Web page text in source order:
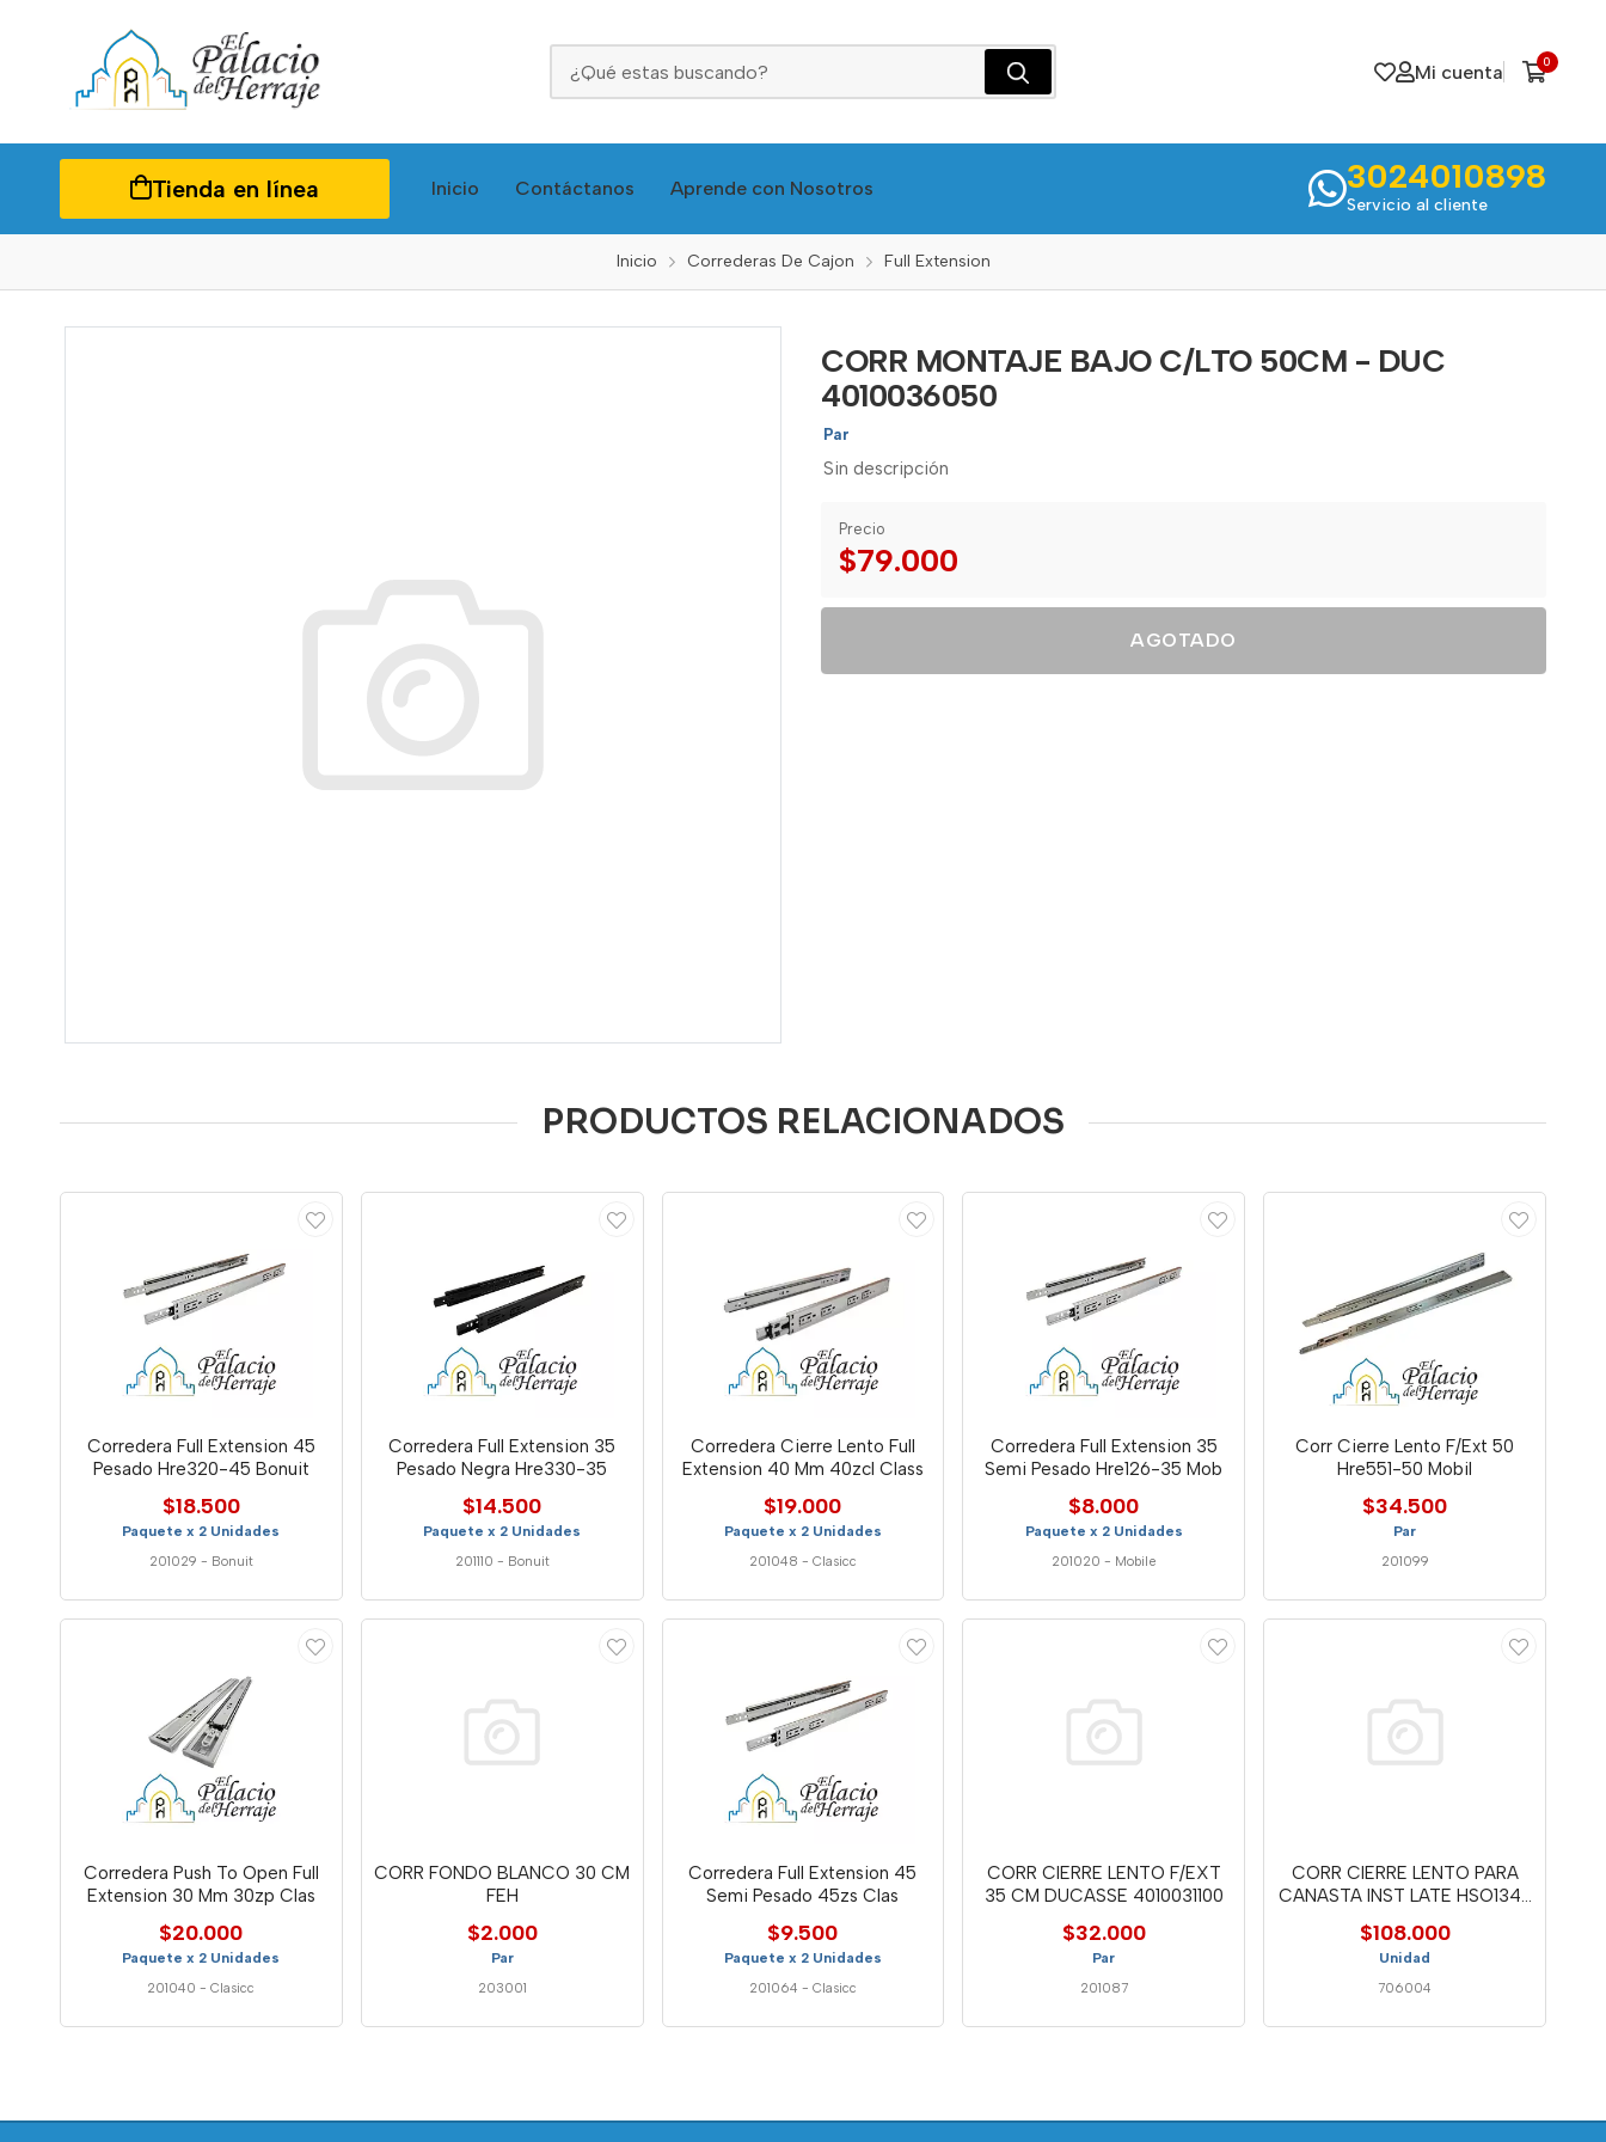
Mi cuenta 0
Tienda en línea Inicio Contáctanos Aprende con Nosotros 3024010898
Servicio al cliente
Inicio Correderas De Cajon Full Extension
CORR MONTAJE BAJO C/LTO 50CM - DUC
4010036050
Par
Sin descripción
Precio
$79.000
AGOTADO
PRODUCTOS RELACIONADOS
Corredera Full Extension 45
Pesado Hre320-45 Bonuit
$18.500
Paquete x 2 Unidades
201029 - Bonuit
Corredera Full Extension 35
Pesado Negra Hre330-35
$14.500
Paquete x 2 Unidades
201110 - Bonuit
Corredera Cierre Lento Full
Extension 40 Mm 40zcl Class
$19.000
Paquete x 2 Unidades
201048 - Clasicc
Corredera Full Extension 35
Semi Pesado Hre126-35 Mob
$8.000
Paquete x 2 Unidades
201020 - Mobile
Corr Cierre Lento F/Ext 50
Hre551-50 Mobil
$34.500
Par
201099
Corredera Push To Open Full
Extension 30 Mm 30zp Clas
$20.000
Paquete x 2 Unidades
201040 -Clasicc
CORR FONDO BLANCO 30 CM
FEH
$2.000
Par
203001
Corredera Full Extension 45
Semi Pesado 45zs Clas
$9.500
Paquete x 2 Unidades
201064 - Clasicc
CORR CIERRE LENTO F/EXT
35 CM DUCASSE 4010031100
$32.000
Par
201087
CORR CIERRE LENTO PARA
CANASTA INST LATE HSO134-
$108.000
Unidad
706004